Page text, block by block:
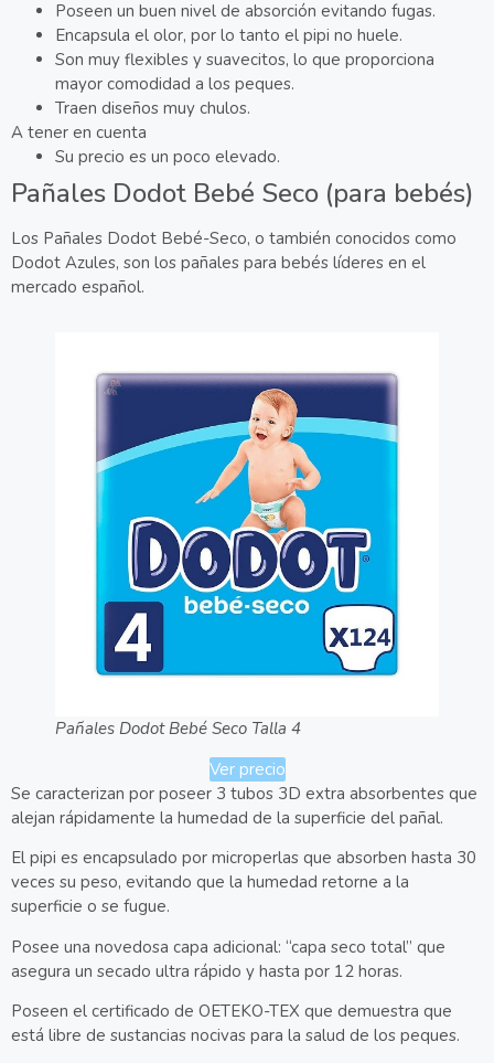
Poseen un buen nivel de absorción evitando fugas.
Encapsula el olor, por lo tanto el pipi no huele.
Son muy flexibles y suavecitos, lo que proporciona
mayor comodidad a los peques.
Traen diseños muy chulos.
A tener en cuenta
Su precio es un poco elevado.
Pañales Dodot Bebé Seco (para bebés)
Los Pañales Dodot Bebé-Seco, o también conocidos como
Dodot Azules, son los pañales para bebés líderes en el
mercado español.
Pañales Dodot Bebé Seco Talla 4
Ver precio
Se caracterizan por poseer 3 tubos 3D extra absorbentes que
alejan rápidamente la humedad de la superficie del pañal.
El pipi es encapsulado por microperlas que absorben hasta 30
veces su peso, evitando que la humedad retorne a la
superficie o se fugue.
Posee una novedosa capa adicional: “capa seco total” que
asegura un secado ultra rápido y hasta por 12 horas.
Poseen el certificado de OETEKO-TEX que demuestra que
está libre de sustancias nocivas para la salud de los peques.